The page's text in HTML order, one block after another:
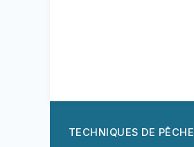
TECHNIQUES DE PÊCHE